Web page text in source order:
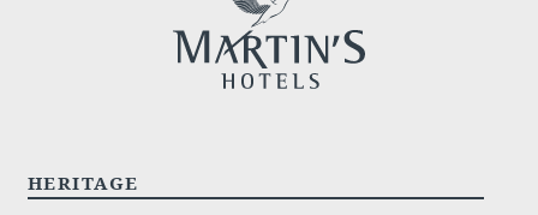
HERITAGE